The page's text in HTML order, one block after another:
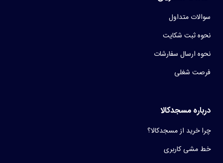
سوالات متداول
نحوه ثبت شکایت
نحوه ارسال سفارشات
فرصت شغلی
درباره مسجدکالا
چرا خرید از مسجدکالا؟
خط مشی کاربری